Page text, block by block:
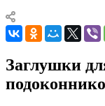
Заглушки